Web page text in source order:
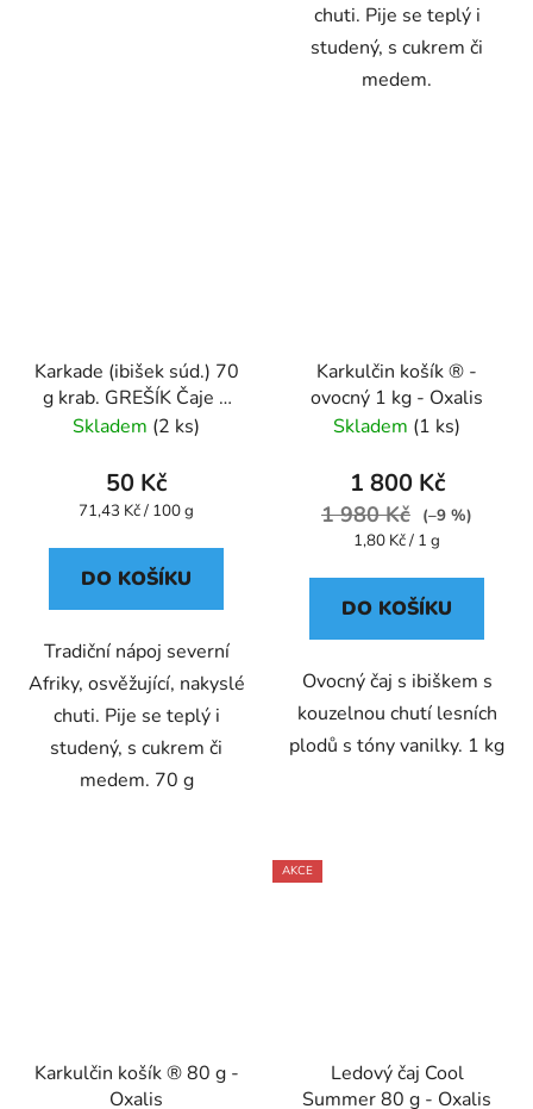
chuti. Pije se teplý i
studený, s cukrem či
medem.
Karkade (ibišek súd.) 70
g krab. GREŠÍK Čaje 4
světadílů
Skladem (2 ks)
50 Kč
Měrná
71,43 Kč / 100 g
DO KOŠÍKU
Tradiční nápoj severní
Afriky, osvěžující, nakyslé
chuti. Pije se teplý i
studený, s cukrem či
medem. 70 g
Karkulčin košík ® -
ovocný 1 kg - Oxalis
Skladem (1 ks)
1 800 Kč
1 980 Kč
(–9 %)
Měrná
1,80 Kč / 1 g
DO KOŠÍKU
Ovocný čaj s ibiškem s
kouzelnou chutí lesních
plodů s tóny vanilky. 1 kg
Karkulčin košík ® 80 g -
Oxalis
AKCE
Ledový čaj Cool
Summer 80 g - Oxalis